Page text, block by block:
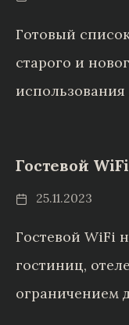
Готовый
старого и
Гостевой WiFi
25.11.2023
Гостевой WiFi
гостиниц,
ограничением